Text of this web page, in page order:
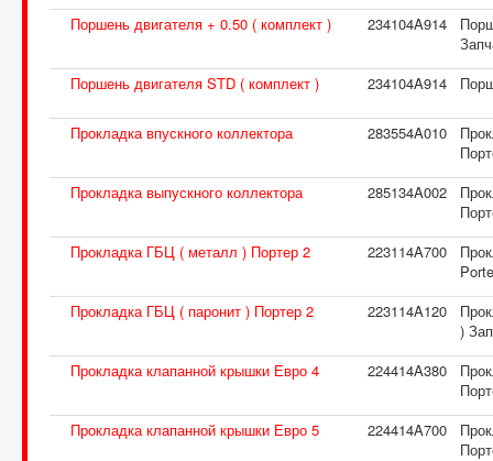
Поршень двигателя + 0.50 ( комплект ) 234104A914
Поршень двигателя STD ( комплект )
234104A914
Прокладка впускного коллектора 283554A010
Прокладка выпускного коллектора
285134A002
Прокладка ГБЦ ( металл ) Портер 2
223114A700
Прокладка ГБЦ ( паронит ) Портер 2
223114A120
)
Прокладка клапанной крышки Евро 4
224414A380
Прокладка клапанной крышки Евро 5
224414A700